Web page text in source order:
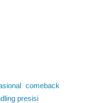
comeback
presisi